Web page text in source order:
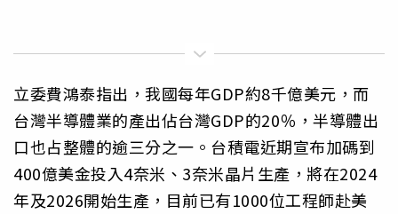
立委費鴻泰指出，我國每年GDP約8千億美元，而
台灣半導體業的產出佔台灣GDP的20％，半導體出
口也占整體的逾三分之一。台積電近期宣布加碼到
400億美金投入4奈米、3奈米晶片生產，將在2024
年及2026開始生產，目前已有1000位工程師赴美